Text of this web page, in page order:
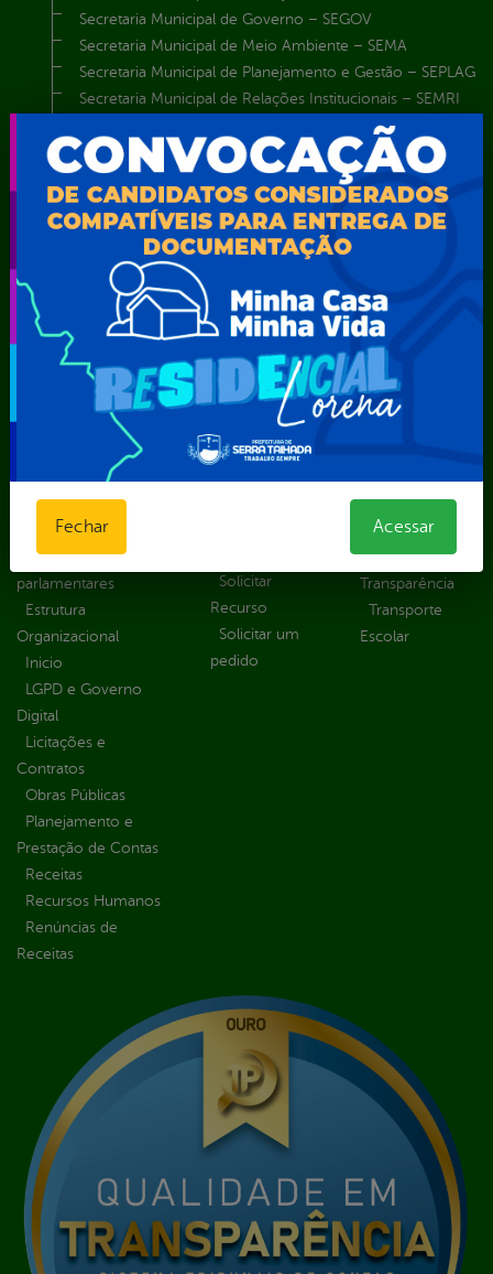
Secretaria Municipal de Governo – SEGOV
Secretaria Municipal de Meio Ambiente – SEMA
Secretaria Municipal de Planejamento e Gestão – SEPLAG
Secretaria Municipal de Relações Institucionais – SEMRI
Secretaria Municipal de Serviços Públicos – SEMUSP
Superintendência de Trânsito e Transportes de Serra
Talhada-STTRANS
Transparência, Fiscalização e Controle
Portal da
Transparência
Educação
Saúde
Atos normativos
Central de Dúvidas
Transferências
Despesas
Diárias
Emendas
parlamentares
Estrutura
Organizacional
Inicio
LGPD e Governo
Digital
Licitações e
Contratos
Obras Públicas
Planejamento e
Prestação de Contas
Receitas
Recursos Humanos
Renúncias de
Receitas
Como
solicitar
Consulte sua
Solicitação
Decretos
Estatísticas
Solicitar
Recurso
Solicitar um
pedido
Outros
Serviços
Carta de
Serviços
E-sic
Autenticidade
Portal Aldir
Blanc
Portal da
Transparência
Transporte
Escolar
Fechar Acessar